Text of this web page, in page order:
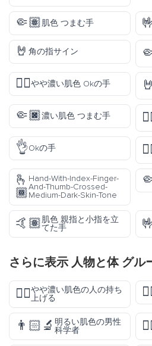
🤏🏽肌色 つまむ手
🤘 角の指サイン
👌🏾やや濃い肌色 Okの手
🤏🏿濃い肌色 つまむ手
👌Okの手
🫰
🏾
Hand-With-Index-Finger-
And-Thumb-Crossed-
Medium-Dark-Skin-Tone
🤙🏽肌色 親指と小指を立
てた手
さらに表示 人物と体グル
🏋🏾やや濃い肌色の人の持ち
上げる
👨🏻‍🔬 明るい肌色の男性
科学者